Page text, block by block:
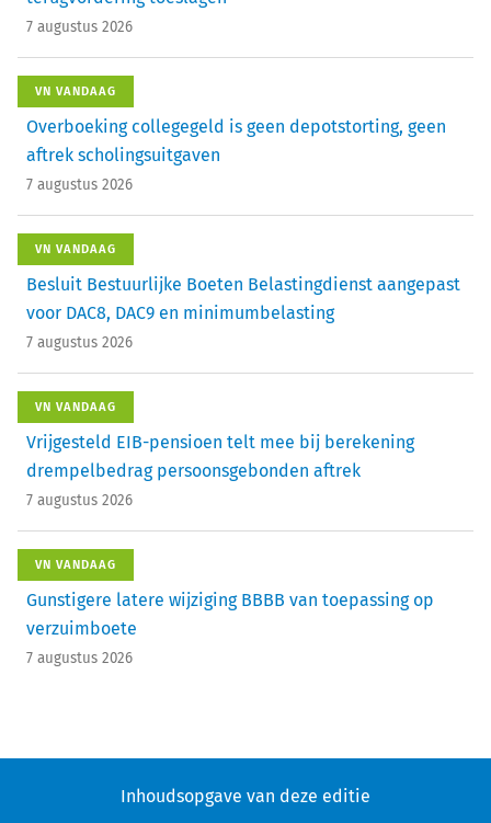
7 augustus 2026
VN VANDAAG
Overboeking collegegeld is geen depotstorting, geen
aftrek scholingsuitgaven
7 augustus 2026
VN VANDAAG
Besluit Bestuurlijke Boeten Belastingdienst aangepast
voor DAC8, DAC9 en minimumbelasting
7 augustus 2026
VN VANDAAG
Vrijgesteld EIB-pensioen telt mee bij berekening
drempelbedrag persoonsgebonden aftrek
7 augustus 2026
VN VANDAAG
Gunstigere latere wijziging BBBB van toepassing op
verzuimboete
7 augustus 2026
Inhoudsopgave van deze editie